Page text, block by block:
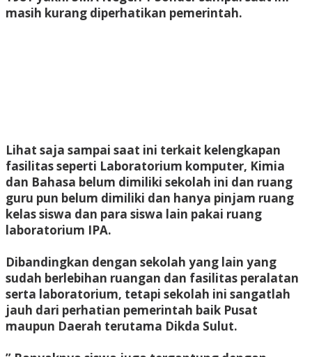
masih kurang diperhatikan pemerintah.
Lihat saja sampai saat ini terkait kelengkapan
fasilitas seperti Laboratorium komputer, Kimia
dan Bahasa belum dimiliki sekolah ini dan ruang
guru pun belum dimiliki dan hanya pinjam ruang
kelas siswa dan para siswa lain pakai ruang
laboratorium IPA.
Dibandingkan dengan sekolah yang lain yang
sudah berlebihan ruangan dan fasilitas peralatan
serta laboratorium, tetapi sekolah ini sangatlah
jauh dari perhatian pemerintah baik Pusat
maupun Daerah terutama Dikda Sulut.